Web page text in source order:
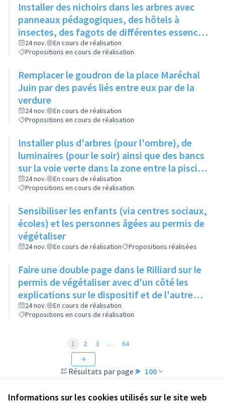
Informations sur les cookies utilisés sur le site web
Installer des nichoirs dans les arbres avec
panneaux pédagogiques, des hôtels à
insectes, des fagots de différentes essences
pour stimuler la biodiversité sur la place du
Château à la Roue
24 nov.
En cours de réalisation
Propositions en cours de réalisation
Remplacer le goudron de la place Maréchal
Juin par des pavés liés entre eux par de la
verdure
24 nov.
En cours de réalisation
Propositions en cours de réalisation
Installer plus d'arbres (pour l'ombre), de
luminaires (pour le soir) ainsi que des bancs
sur la voie verte dans la zone entre la piscine
et la rue de l'Industrie
24 nov.
En cours de réalisation
Propositions en cours de réalisation
Sensibiliser les enfants (via centres sociaux,
écoles) et les personnes âgées au permis de
végétaliser
24 nov. En cours de réalisation Propositions réalisées
Faire une double page dans le Rilliard sur le
permis de végétaliser avec d'un côté les
explications sur le dispositif et de l'autre
côté des exemples concrets de lieux à
investir
24 nov.
En cours de réalisation
Propositions en cours de réalisation
Résultats par page : 100
1 2 3 … 64